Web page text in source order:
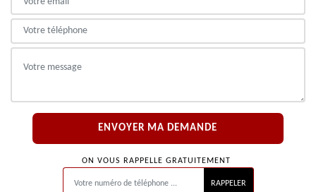
ON VOUS RAPPELLE GRATUITEMENT